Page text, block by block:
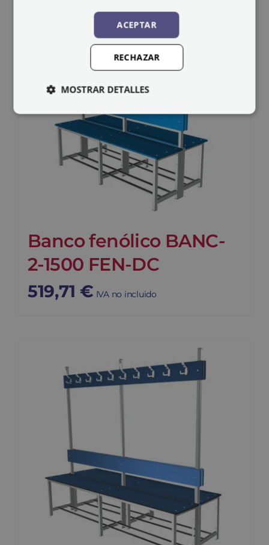
Banco fenólico BANC-
2-1500 FEN-DC
519,71 € IVA no incluido
ACEPTAR
RECHAZAR
MOSTRAR DETALLES